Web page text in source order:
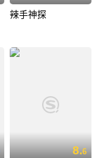
辣手神探
8.6